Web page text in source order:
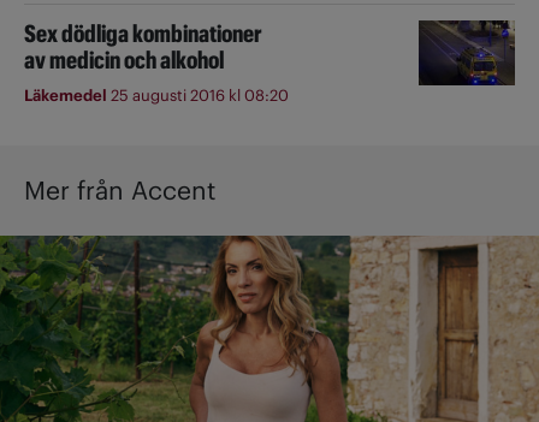
Sex dödliga kombinationer
av medicin och alkohol
Läkemedel 25 augusti 2016 kl 08:20
Mer från Accent